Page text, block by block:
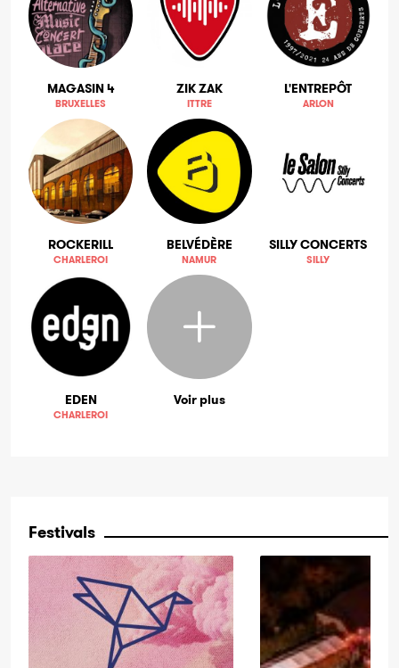
MAGASIN 4
BRUXELLES
ZIK ZAK
ITTRE
L'ENTREPÔT
ARLON
ROCKERILL
CHARLEROI
BELVÉDÈRE
NAMUR
SILLY CONCERTS
SILLY
EDEN
CHARLEROI
Voir plus
Festivals